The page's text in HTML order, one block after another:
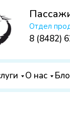
Отдел
8 (8482)
О нас